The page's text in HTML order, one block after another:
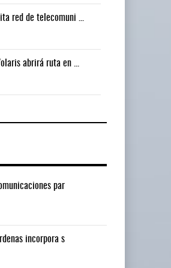
red de telecomuni ...
abrirá ruta en ...
par
incorpora s